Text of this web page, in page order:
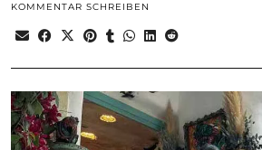
KOMMENTAR SCHREIBEN